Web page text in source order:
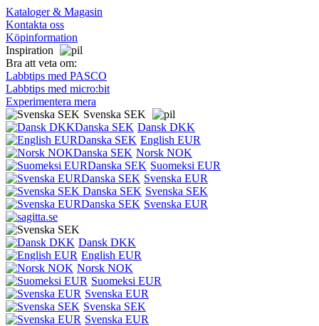
Kataloger & Magasin
Kontakta oss
Köpinformation
Inspiration
Bra att veta om:
Labbtips med PASCO
Labbtips med micro:bit
Experimentera mera
Svenska SEK
Dansk DKK
English EUR
Norsk NOK
Suomeksi EUR
Svenska EUR
Svenska SEK
Svenska EUR
Dansk DKK
English EUR
Norsk NOK
Suomeksi EUR
Svenska EUR
Svenska SEK
Svenska EUR